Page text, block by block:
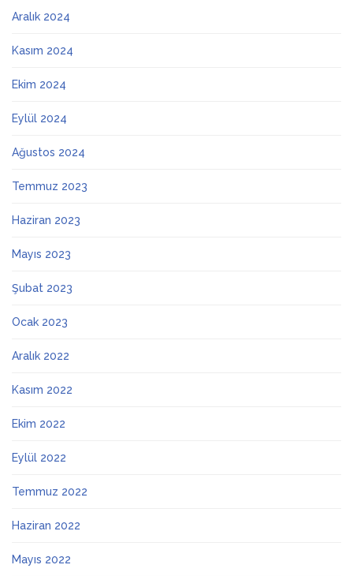
Aralık 2024
Kasım 2024
Ekim 2024
Eylül 2024
Ağustos 2024
Temmuz 2023
Haziran 2023
Mayıs 2023
Şubat 2023
Ocak 2023
Aralık 2022
Kasım 2022
Ekim 2022
Eylül 2022
Temmuz 2022
Haziran 2022
Mayıs 2022